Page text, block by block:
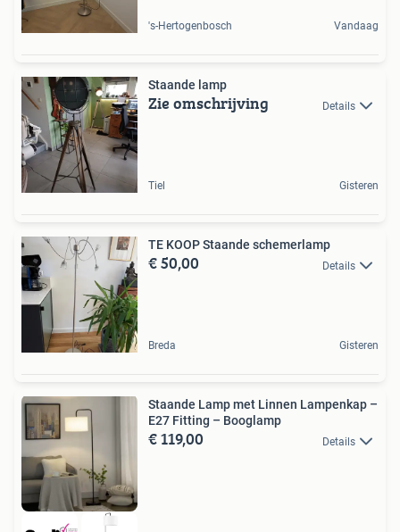
's-Hertogenbosch Vandaag
Staande lamp
Zie omschrijving Details
Tiel Gisteren
TE KOOP Staande schemerlamp
€ 50,00 Details
Breda Gisteren
Staande Lamp met Linnen Lampenkap –
E27 Fitting – Booglamp
€ 119,00 Details